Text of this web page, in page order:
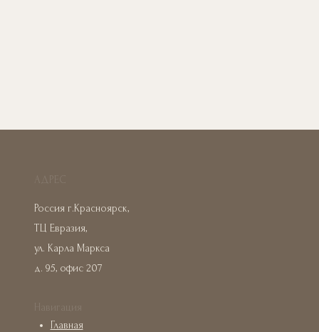
Россия г.Красноярск,
ТЦ Евразия,
ул. Карла Маркса
д. 95, офис 207
Навигация
Главная